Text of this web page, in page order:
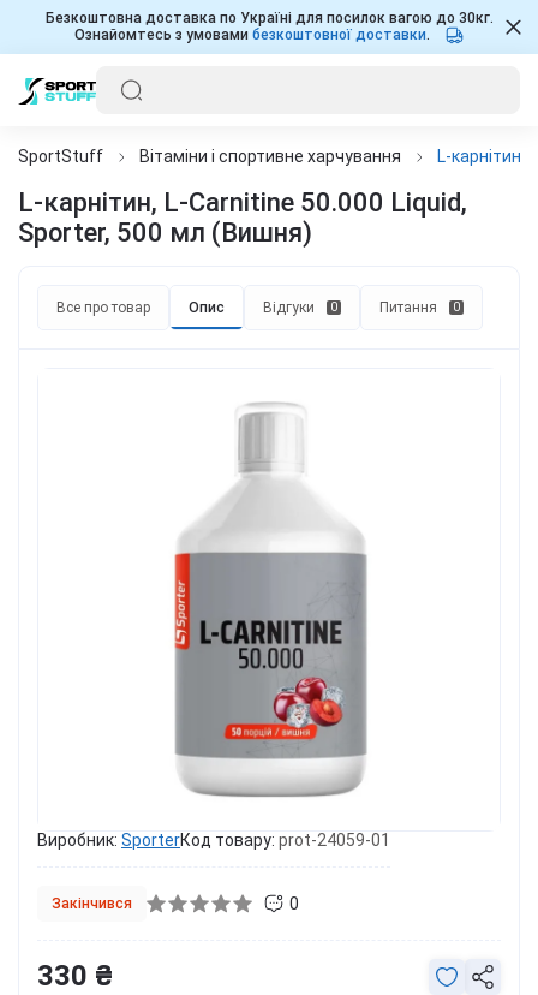
Безкоштовна доставка по Україні для посилок вагою до 30кг.
Ознайомтесь з умовами безкоштовної доставки.
SportStuff Вітаміни і спортивне харчування L-
L-карнітин, L-Carnitine 50.000 Liquid,
Sporter, 500 мл (Вишня)
Все про товар Опис Відгуки 0 Питання 0
Виробник: SporterКод товару: prot-24059-01
Закінчився 0
330 ₴